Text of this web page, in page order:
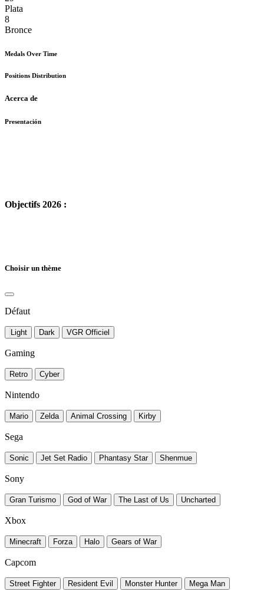
Plata
8
Bronce
Medals Over Time
Positions Distribution
Acerca de
Presentación
Objectifs 2026 :
Choisir un thème
Défaut
Light Dark VGR Officiel
Gaming
Retro Cyber
Nintendo
Mario Zelda Animal Crossing Kirby
Sega
Sonic Jet Set Radio Phantasy Star Shenmue
Sony
Gran Turismo God of War The Last of Us Uncharted
Xbox
Minecraft Forza Halo Gears of War
Capcom
Street Fighter Resident Evil Monster Hunter Mega Man